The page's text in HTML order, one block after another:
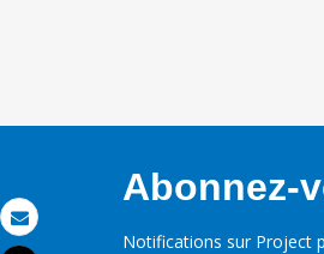
Email
Abonnez-
Notifications sur Project